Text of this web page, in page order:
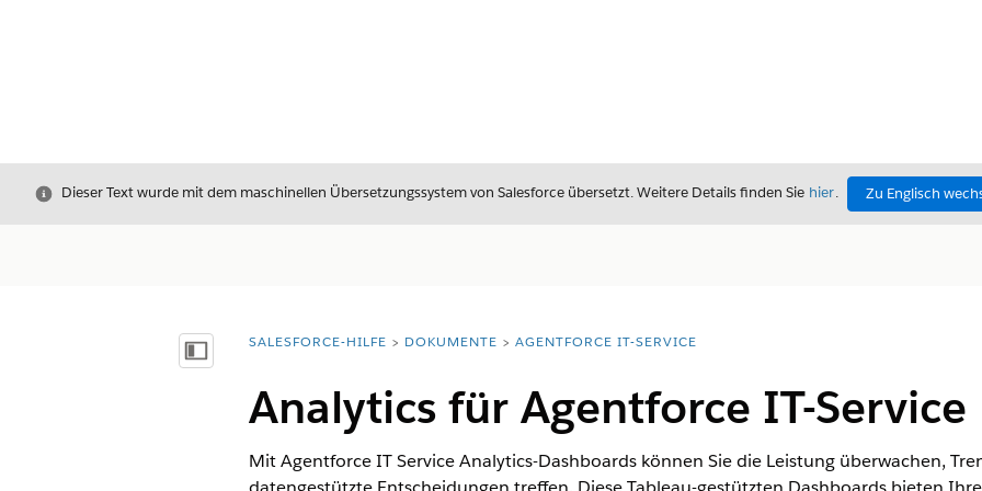
Schließen
Dieser Text wurde mit dem maschinellen Übersetzungssystem von Salesforce übersetzt. Weitere Details finden Sie hier. Zu Englisch
Inhalt anzeigenSie befinden sich hier:
SALESFORCE-HILFE DOKUMENTE AGENTFORCE IT-SERVICE
Analytics für Agentforce IT-Service
Mit Agentforce IT Service Analytics-Dashboards können Sie die Leistung überwachen,